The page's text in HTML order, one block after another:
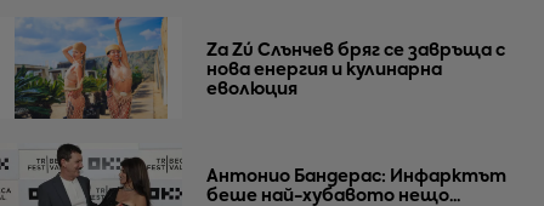
Za Zú Слънчев бряг се завръща с
нова енергия и кулинарна
еволюция
Антонио Бандерас: Инфарктът
беше най-хубавото нещо...